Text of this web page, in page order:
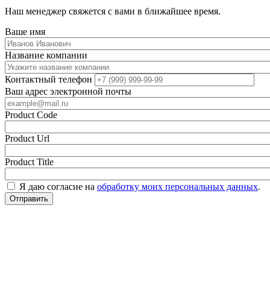
Наш менеджер свяжется с вами в ближайшее время.
Ваше имя
Название компании
Контактный телефон
Ваш адрес электронной почты
Product Code
Product Url
Product Title
Я даю согласие на обработку моих персональных данных.
Отправить